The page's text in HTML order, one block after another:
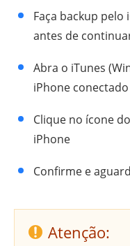
Faça backup
antes de
Abra o iTunes
iPhone conectado
Clique no ícone
iPhone
Confirme e
Atenção: